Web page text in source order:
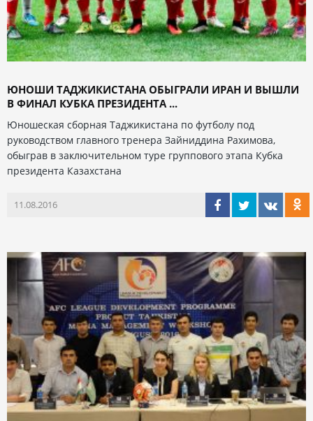
ЮНОШИ ТАДЖИКИСТАНА ОБЫГРАЛИ ИРАН И ВЫШЛИ
В ФИНАЛ КУБКА ПРЕЗИДЕНТА ...
Юношеская сборная Таджикистана по футболу под
руководством главного тренера Зайниддина Рахимова,
обыграв в заключительном туре группового этапа Кубка
президента Казахстана
11.08.2016